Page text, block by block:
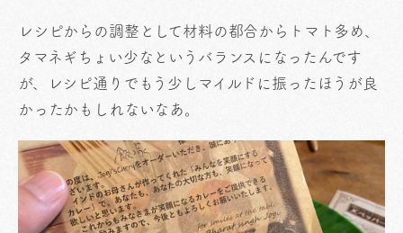
レシピからの調整として材料の都合からトマト多め、
タマネギちょい少なというバランスになったんです
が、レシピ通りでもう少しマイルドに振ったほうが良
かったかもしれないなあ。